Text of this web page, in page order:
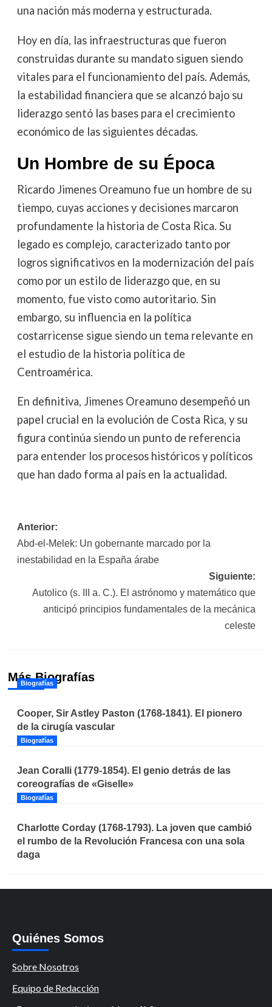
una nación más moderna y estructurada.
Hoy en día, las infraestructuras que fueron
construidas durante su mandato siguen siendo
vitales para el funcionamiento del país. Además,
la estabilidad financiera que se alcanzó bajo su
liderazgo sentó las bases para el crecimiento
económico de las siguientes décadas.
Un Hombre de su Época
Ricardo Jimenes Oreamuno fue un hombre de su
tiempo, cuyas acciones y decisiones marcaron
profundamente la historia de Costa Rica. Su
legado es complejo, caracterizado tanto por
logros significativos en la modernización del país
como por un estilo de liderazgo que, en su
momento, fue visto como autoritario. Sin
embargo, su influencia en la política
costarricense sigue siendo un tema relevante en
el estudio de la historia política de
Centroamérica.
En definitiva, Jimenes Oreamuno desempeñó un
papel crucial en la evolución de Costa Rica, y su
figura continúa siendo un punto de referencia
para entender los procesos históricos y políticos
que han dado forma al país en la actualidad.
Navegación
de
Anterior:
Abd-el-Melek: Un gobernante marcado por la
inestabilidad en la España árabe
Siguiente:
Autolico (s. III a. C.). El astrónomo y matemático que
anticipó principios fundamentales de la mecánica
celeste
Más Biografías
Biografías
Cooper, Sir Astley Paston (1768-1841). El pionero
de la cirugía vascular
Biografías
Jean Coralli (1779-1854). El genio detrás de las
coreografías de «Giselle»
Biografías
Charlotte Corday (1768-1793). La joven que cambió
el rumbo de la Revolución Francesa con una sola
daga
Quiénes Somos
Sobre Nosotros
Equipo de Redacción